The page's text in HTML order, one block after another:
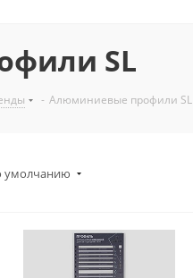
SL
- Алюминиевые профили SL
умолчанию